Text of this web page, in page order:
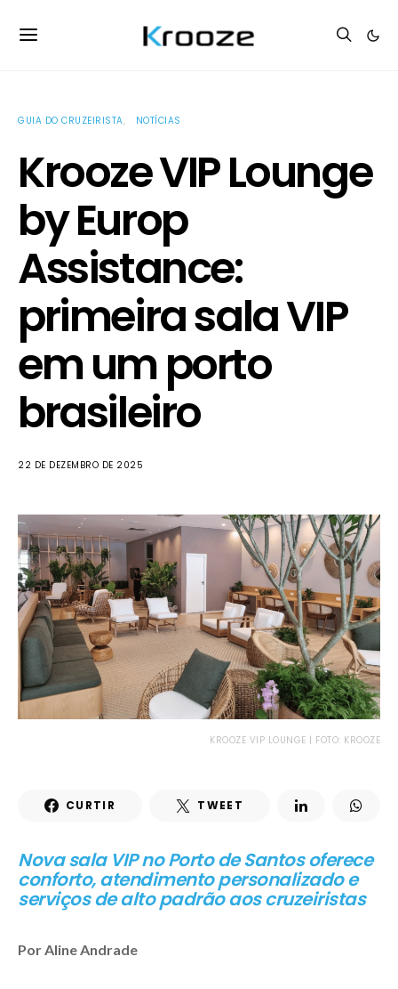
GUIA DO CRUZEIRISTA NOTÍCIAS
Krooze VIP Lounge
by Europ
Assistance:
primeira sala VIP
em um porto
brasileiro
22 DE DEZEMBRO DE 2025
KROOZE VIP LOUNGE | FOTO: KROOZE
CURTIR TWEET
Nova sala VIP no Porto de Santos oferece
conforto, atendimento personalizado e
serviços de alto padrão aos cruzeiristas
Por Aline Andrade